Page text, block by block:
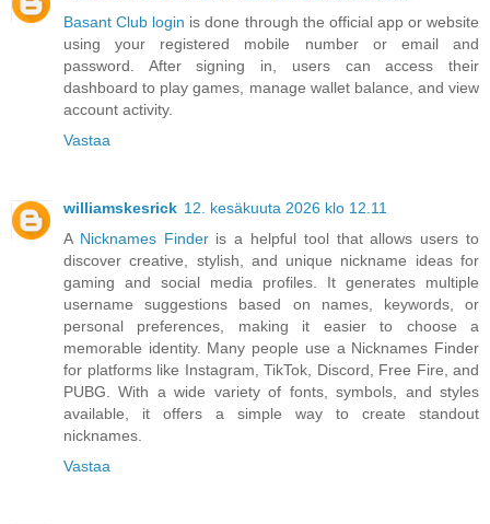
Basant Club login is done through the official app or website
using your registered mobile number or email and
password. After signing in, users can access their
dashboard to play games, manage wallet balance, and view
account activity.
Vastaa
williamskesrick 12. kesäkuuta 2026 klo 12.11
A Nicknames Finderis a helpful tool that allows users to
discover creative, stylish, and unique nickname ideas for
gaming and social media profiles. It generates multiple
username suggestions based on names, keywords, or
personal preferences, making it easier to choose a
memorable identity. Many people use a Nicknames Finder
for platforms like Instagram, TikTok, Discord, Free Fire, and
PUBG. With a wide variety of fonts, symbols, and styles
available, it offers a simple way to create standout
nicknames.
Vastaa